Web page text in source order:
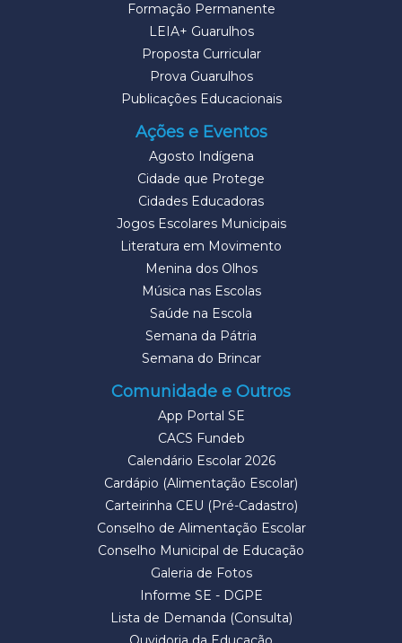
Formação Permanente
LEIA+ Guarulhos
Proposta Curricular
Prova Guarulhos
Publicações Educacionais
Ações e Eventos
Agosto Indígena
Cidade que Protege
Cidades Educadoras
Jogos Escolares Municipais
Literatura em Movimento
Menina dos Olhos
Música nas Escolas
Saúde na Escola
Semana da Pátria
Semana do Brincar
Comunidade e Outros
App Portal SE
CACS Fundeb
Calendário Escolar 2026
Cardápio (Alimentação Escolar)
Carteirinha CEU (Pré-Cadastro)
Conselho de Alimentação Escolar
Conselho Municipal de Educação
Galeria de Fotos
Informe SE - DGPE
Lista de Demanda (Consulta)